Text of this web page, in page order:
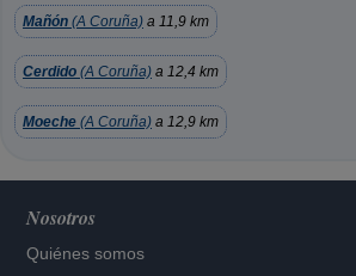
Mañón (A Coruña) a 11,9 km
Cerdido (A Coruña) a 12,4 km
Moeche (A Coruña) a 12,9 km
Nosotros
Quiénes somos